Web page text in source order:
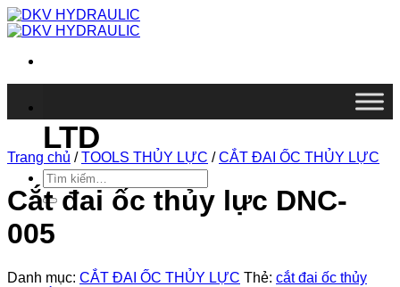
Chuyển
đến
dung
LTD
Tìm
kiếm:
Trang chủ / TOOLS THỦY LỰC / CẮT ĐAI ỐC THỦY LỰC
Cắt đai ốc thủy lực DNC-
005
Danh mục: CẮT ĐAI ỐC THỦY LỰC Thẻ: cắt đai ốc thủy